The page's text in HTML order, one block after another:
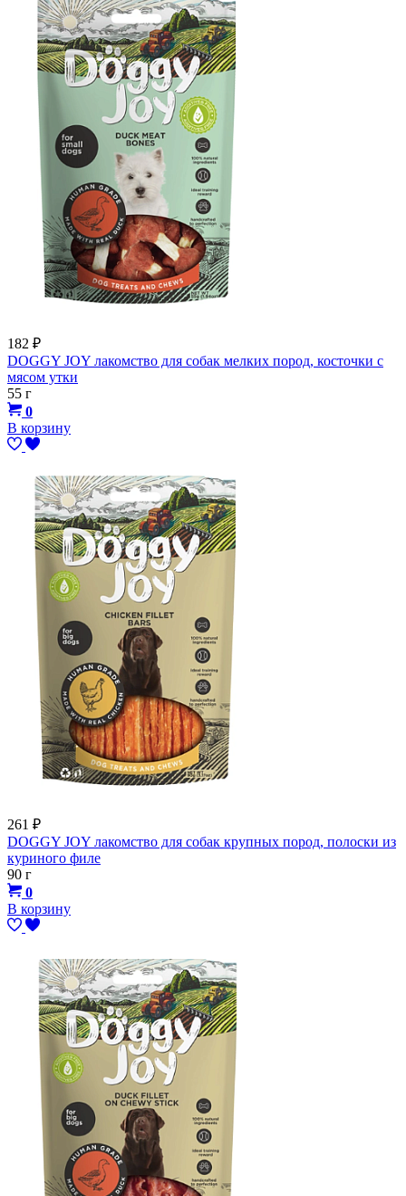
182 ₽
DOGGY JOY лакомство для собак мелких пород, косточки с
мясом утки
55 г
0
В корзину
261 ₽
DOGGY JOY лакомство для собак крупных пород, полоски из
куриного филе
90 г
0
В корзину